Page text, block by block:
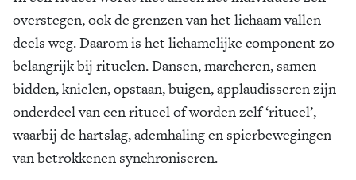
overstegen, ook de grenzen van het lichaam vallen
deels weg. Daarom is het lichamelijke component zo
belangrijk bij rituelen. Dansen, marcheren, samen
bidden, knielen, opstaan, buigen, applaudisseren zijn
onderdeel van een ritueel of worden zelf ‘ritueel’,
waarbij de hartslag, ademhaling en spierbewegingen
van betrokkenen synchroniseren.